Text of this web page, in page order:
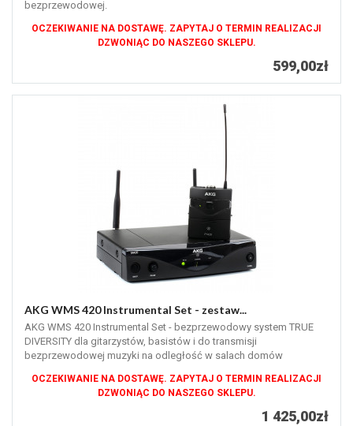
bezprzewodowej.
OCZEKIWANIE NA DOSTAWĘ. ZAPYTAJ O TERMIN REALIZACJI
DZWONIĄC DO NASZEGO SKLEPU.
599,00zł
AKG WMS 420 Instrumental Set - zestaw...
AKG WMS 420 Instrumental Set - bezprzewodowy system TRUE
DIVERSITY dla gitarzystów, basistów i do transmisji
bezprzewodowej muzyki na odległość w salach domów
OCZEKIWANIE NA DOSTAWĘ. ZAPYTAJ O TERMIN REALIZACJI
DZWONIĄC DO NASZEGO SKLEPU.
1 425,00zł